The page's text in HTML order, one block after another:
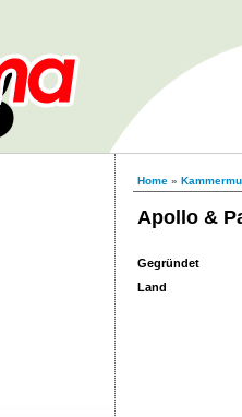
Home »
Apollo &
Gegründet
Land